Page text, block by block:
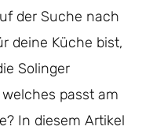
der Suche nach
deine Küche bist,
Solinger
passt am
In diesem Artikel